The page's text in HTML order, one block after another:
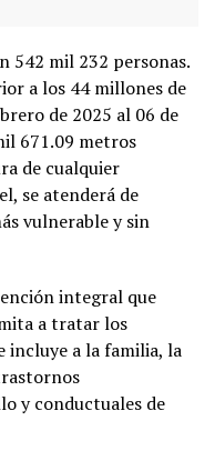
542 mil 232 personas.
a los 44 millones de
de 2025 al 06 de
671.09 metros
de cualquier
se atenderá de
vulnerable y sin
integral que
a tratar los
incluye a la familia, la
y conductuales de